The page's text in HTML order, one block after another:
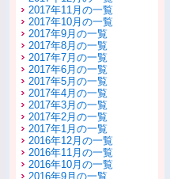
2017年11月の一覧
2017年10月の一覧
2017年9月の一覧
2017年8月の一覧
2017年7月の一覧
2017年6月の一覧
2017年5月の一覧
2017年4月の一覧
2017年3月の一覧
2017年2月の一覧
2017年1月の一覧
2016年12月の一覧
2016年11月の一覧
2016年10月の一覧
2016年9月の一覧